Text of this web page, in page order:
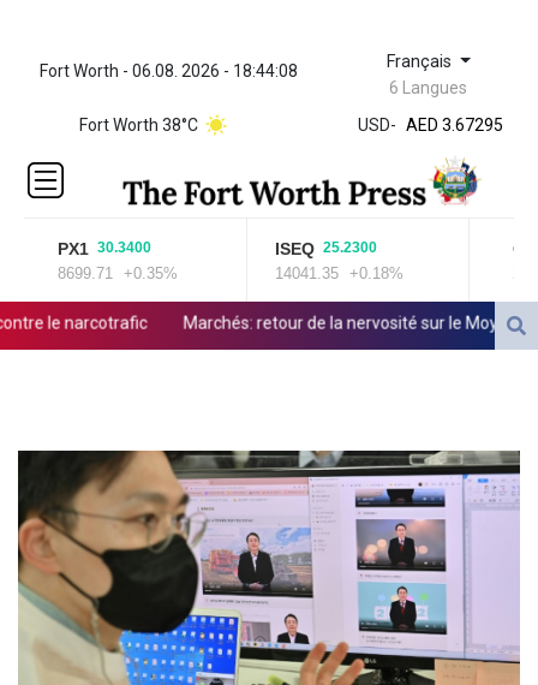
Fort Worth - 06.08. 2026 - 18:44:08 Français
6 Langues
Fort Worth 38°C
USD-
ZWL 321.999592
AED 3.67295
AED 3.67295
AFN
ALL 80.778943
AMD
1499.654103
BBD 2.013626
BDT 123.754743
BHD 0.37711
BIF 2990
BMD 1
BND 1.281981
BOB 12.092258
BRL 5.123799
BSD 0.999753
PX1 30.3400
8699.71 +0.35%
ISEQ 25.2300
14041.35 +0.18%
le narcotrafic Marchés: retour de la nervosité sur le Moyen-